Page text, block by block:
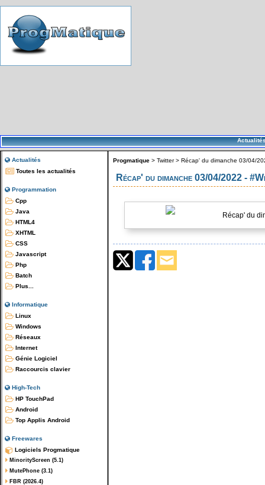
Actualités
Toutes les actualités
Programmation
Cpp
Java
HTML4
XHTML
CSS
Javascript
Php
Batch
Plus...
Informatique
Linux
Windows
Réseaux
Internet
Génie Logiciel
Raccourcis clavier
High-Tech
HP TouchPad
Android
Top Applis Android
Freewares
Logiciels Progmatique
MinorityScreen (5.1)
MutePhone (3.1)
FBR (2026.4)
Progmatique > Twitter> Récap' du dimanche 03/04/
Récap' du dimanche 03/04/2022 -
Récap' du